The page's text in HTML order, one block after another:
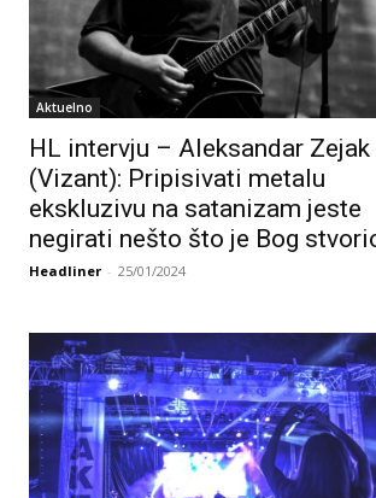
Aktuelno
HL intervju – Aleksandar Zejak
(Vizant): Pripisivati metalu
ekskluzivu na satanizam jeste
negirati nešto što je Bog
Headliner - 25/01/2024